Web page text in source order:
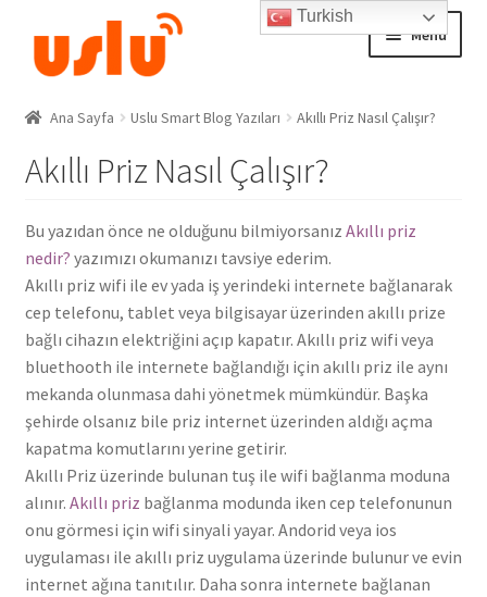
navigation
content
Menu
Ana Sayfa
AKILLI EV ÜRÜNLERİ
Adım Takip Sistemi
Hesap – Üye Ol
İletişim
Ödeme
Expand
child
Ana Sayfa Uslu Smart Blog Yazıları Akıllı Priz Nasıl Çalışır?
Akıllı Priz Nasıl Çalışır?
Bu yazıdan önce ne olduğunu bilmiyorsanız Akıllı priz
nedir? yazımızı okumanızı tavsiye ederim.
Akıllı priz wifi ile ev yada iş yerindeki internete bağlanarak
cep telefonu, tablet veya bilgisayar üzerinden akıllı prize
bağlı cihazın elektriğini açıp kapatır. Akıllı priz wifi veya
bluethooth ile internete bağlandığı için akıllı priz ile aynı
mekanda olunmasa dahi yönetmek mümkündür. Başka
şehirde olsanız bile priz internet üzerinden aldığı açma
kapatma komutlarını yerine getirir.
Akıllı Priz üzerinde bulunan tuş ile wifi bağlanma moduna
alınır. Akıllı priz bağlanma modunda iken cep telefonunun
onu görmesi için wifi sinyali yayar. Andorid veya ios
uygulaması ile akıllı priz uygulama üzerinde bulunur ve evin
internet ağına tanıtılır. Daha sonra internete bağlanan
Turkish